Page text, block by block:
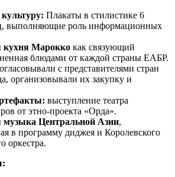
Плакаты в стилистике 6
выполняющие роль информационных
кухня Марокко как связующий
блюдами от каждой страны ЕАБР.
с представителями стран
организовывали их закупку и
выступление театра
от этно-проекта «Орда».
музыка Центральной Азии,
в программу диджея и Королевского
оркестра.